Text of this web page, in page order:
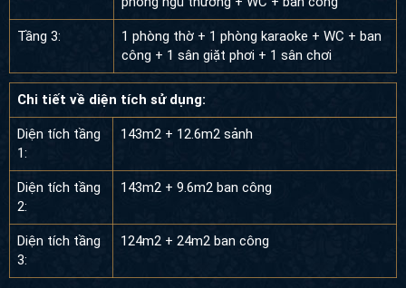
Tầng 3:
1 phòng thờ + 1 phòng karaoke + WC + ban
công + 1 sân giặt phơi + 1 sân chơi
Chi tiết về diện tích sử dụng:
Diện tích tầng
1:
143m2 + 12.6m2 sảnh
Diện tích tầng
2:
143m2 + 9.6m2 ban công
Diện tích tầng
3:
124m2 + 24m2 ban công